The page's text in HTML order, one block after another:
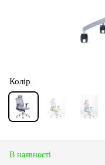
Колір
В наявності